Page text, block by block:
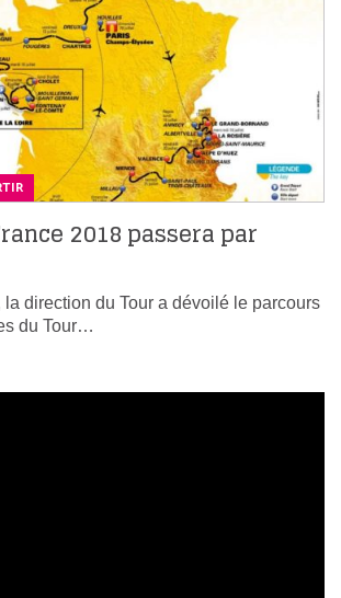
2018 passera par
la direction du Tour a dévoilé le parcours
du Tour…